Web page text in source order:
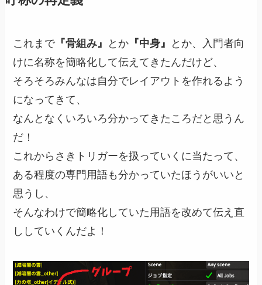
これまで『骨組み』 とか 『中身』
とか、入門者向
けに名称を簡略化して伝えてきたんだけど、
そろそろみんなは自分でレイアウトを作れるよう
になってきて、
なんとなくいろいろ分かってきたころだと思うん
だ！
これからさきトリガーを扱っていくに当たって、
ある程度の専門用語も分かっていたほうがいいと
思うし、
そんなわけで簡略化していた用語を改めて伝え直
ししていくんだよ！